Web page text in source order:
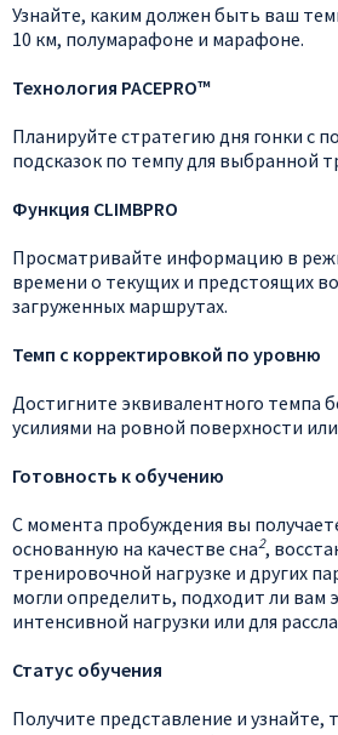
Узнайте, каким должен быть ваш
10 км, полумарафоне и марафоне.
Технология PACEPRO™
Планируйте стратегию дня гонки с
подсказок по темпу для выбранной
Функция CLIMBPRO
Просматривайте информацию в
времени о текущих и предстоящих
загруженных маршрутах.
Темп с корректировкой по уровню
Достигните эквивалентного темпа
усилиями на ровной поверхности
Готовность к обучению
С момента пробуждения вы
основанную на качестве сна2,
тренировочной нагрузке и других
могли определить, подходит ли вам
интенсивной нагрузки или для
Статус обучения
Получите представление и узнайте,